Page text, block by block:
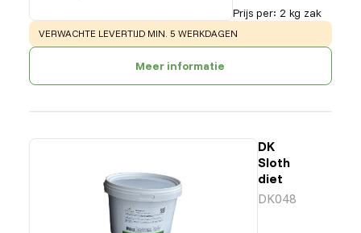
Prijs per: 2 kg zak
WARNING:
VERWACHTE LEVERTIJD MIN. 5 WERKDAGEN
Meer informatie
DK
Sloth
diet
DK048